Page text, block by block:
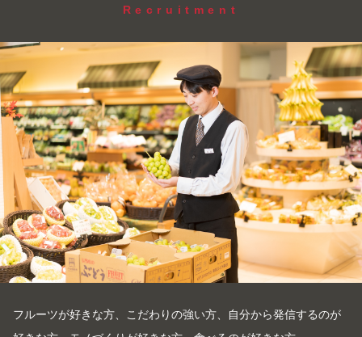
Recruitment
フルーツが好きな方、こだわりの強い方、自分から発信するのが